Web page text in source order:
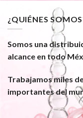
¿QUIÉNES
Somos una
alcance en todo
Trabajamos miles
importantes del